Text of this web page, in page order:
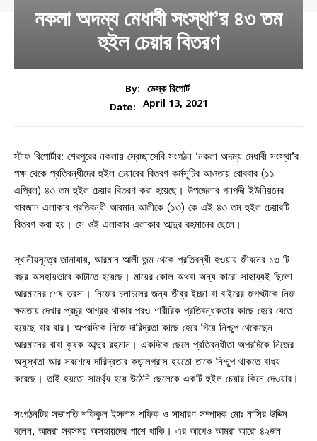
নকলা অদম্য মেধাবী সংস্থা’র ৪৩ তম
হুইল চেয়ার বিতরণ
By:
ডেস্ক রিপোর্ট
Date:
April 13, 2021
স্টাফ রিপোর্টার: শেরপুরের নকলায় স্বেচ্ছাসেবি সংগঠন ‘নকলা অদম্য মেধাবী সংস্থা’র
পক্ষ থেকে প্রতিবন্ধীদের হুইল চেয়ারের বিতরণ কর্মসূচির আওতায় রোববার (১১
এপ্রিল) ৪৩ তম হুইল চেয়ার বিতরণ করা হয়েছে। উপজেলার গনপদ্দী ইউনিয়নের
খারজান এলাকার প্রতিবন্ধী আরমান আলীকে (১৩) কে এই ৪৩ তম হুইল চেয়ারটি
বিতরণ করা হয়। সে ওই এলাকার এলাকার আব্দুর রহমানের ছেলে।
স্থানীয়সূত্রে জানাযায়, আরমান আলী জন্ম থেকে প্রতিবন্ধী হওয়ায় জীবনের ১৩ টি
বছর অসহায়ভাবে কাটাতে হয়েছে। মায়ের কোল অথবা অন্য কারো সাহায্যই ছিলো
আরমানের শেষ ভরসা। নিজের চলাচলের জন্য তীব্র ইচ্ছা বা বাইরের জগৎটাকে নিজ
ক্ষমতায় দেখার প্রচুর আগ্রহ থাকার পরও শারীরিক প্রতিবন্ধকতার কাছে হেরে যেতে
হয়েছে বার বার। অপরদিকে নিজে দারিদ্রতা কাছে হেরে গিয়ে নিশ্চুপ থেকেছেন
আরমানের বাবা কৃষক আব্দুর রহমান। একদিকে ছেলে প্রতিবন্ধীতা অপরদিকে নিজের
অসুস্থতা আর সবশেষে দারিদ্রতার কড়ালগ্রাস হয়তো তাকে নিশ্চুপ থাকতে বাধ্য
করেছে। তাই হয়তো সামর্থ্য হয়ে উঠেনি ছেলেকে একটি হুইল চেয়ার কিনে দেওয়ার।
সংগঠনটির সভাপতি শফিকুল ইসলাম শফিক ও সাধারণ সম্পাদক মোঃ নাসির উদ্দিন
বলেন, আমরা সবসময় অসহায়দের পাশে থাকি। এর আগেও আমরা আরো ৪২জন